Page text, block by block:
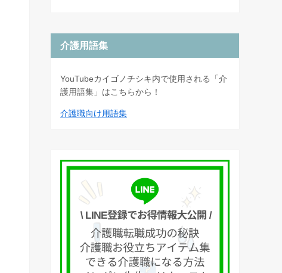
介護用語集
YouTubeカイゴノチシキ内で使用される「介
護用語集」はこちらから！
介護職向け用語集